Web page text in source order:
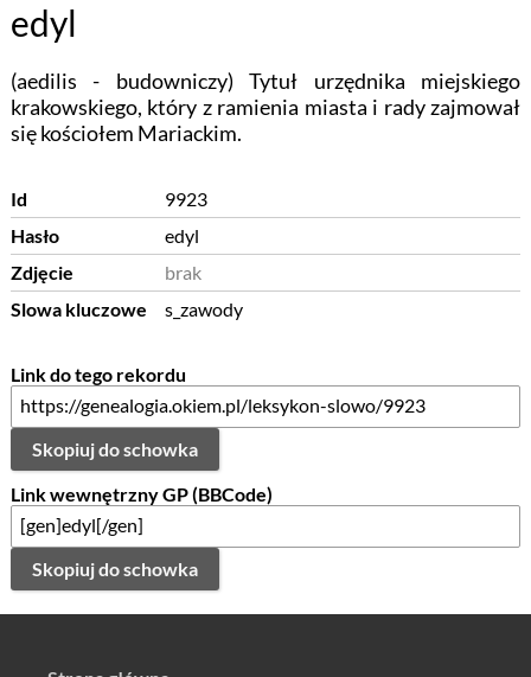
edyl
(aedilis - budowniczy) Tytuł urzędnika miejskiego
krakowskiego, który z ramienia miasta i rady zajmował
się kościołem Mariackim.
Id
9923
Hasło
edyl
Zdjęcie
brak
Slowa kluczowe
s_zawody
Link do tego rekordu
Skopiuj do schowka
Link wewnętrzny GP (BBCode)
Skopiuj do schowka